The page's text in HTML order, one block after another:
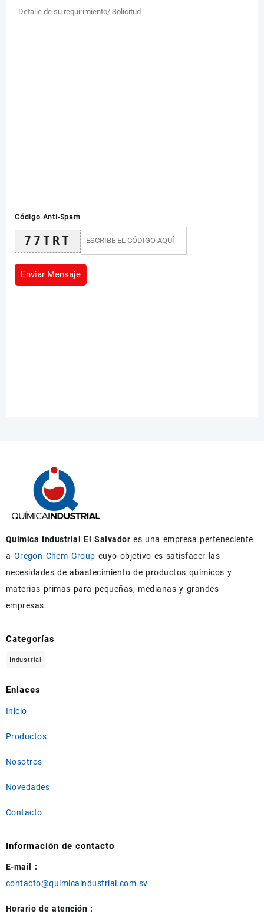
Código Anti-Spam
77TRT
Química Industrial El Salvador es una empresa perteneciente
a Oregon Chem Group cuyo objetivo es satisfacer las
necesidades de abastecimiento de productos químicos y
materias primas para pequeñas, medianas y grandes
empresas.
Categorías
Industrial
Enlaces
Inicio
Productos
Nosotros
Novedades
Contacto
Información de contacto
E-mail :
contacto@quimicaindustrial.com.sv
Horario de atención :